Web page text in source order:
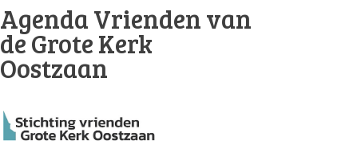
Agenda Vrienden van
de Grote Kerk
Oostzaan